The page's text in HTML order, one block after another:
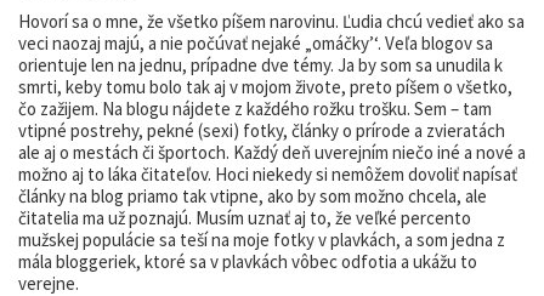
Hovorí sa o mne, že všetko píšem narovinu. Ľudia chcú vedieť ako sa
veci naozaj majú, a nie počúvať nejaké „omáčky’‘. Veľa blogov sa
orientuje len na jednu, prípadne dve témy. Ja by som sa unudila k
smrti, keby tomu bolo tak aj v mojom živote, preto píšem o všetko,
čo zažijem. Na blogu nájdete z každého rožku trošku. Sem – tam
vtipné postrehy, pekné (sexi) fotky, články o prírode a zvieratách
ale aj o mestách či športoch. Každý deň uverejním niečo iné a nové a
možno aj to láka čitateľov. Hoci niekedy si nemôžem dovoliť napísať
články na blog priamo tak vtipne, ako by som možno chcela, ale
čitatelia ma už poznajú. Musím uznať aj to, že veľké percento
mužskej populácie sa teší na moje fotky v plavkách, a som jedna z
mála bloggeriek, ktoré sa v plavkách vôbec odfotia a ukážu to
verejne.